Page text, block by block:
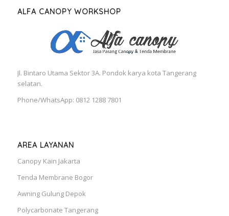
ALFA CANOPY WORKSHOP
Jl. Bintaro Utama Sektor 3A. Pondok karya kota Tangerang
selatan.
Phone/WhatsApp: 0812 1288 7801
AREA LAYANAN
Canopy Kain Jakarta
Tenda Membrane Bogor
Awning Gulung Depok
Polycarbonate Tangerang